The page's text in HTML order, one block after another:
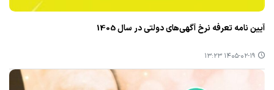
آیین نامه تعرفه نرخ آگهی‌های دولتی در سال 1405
۱۴۰۵-۰۲-۱۹ ۱۳:۲۳